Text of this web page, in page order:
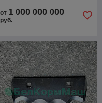
от 1 000 000 000
руб.